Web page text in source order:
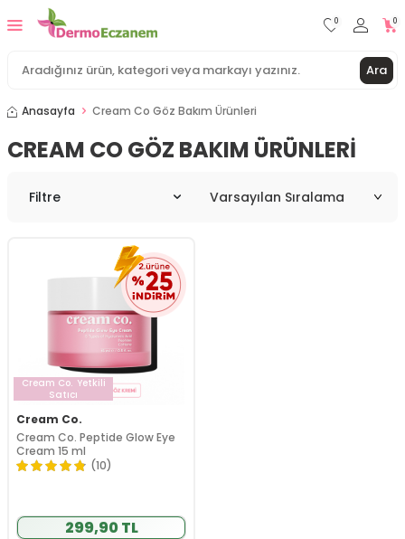
Ara
0 0
Anasayfa Cream Co Göz Bakım Ürünleri
CREAM CO GÖZ BAKIM ÜRÜNLERI
Filtre
Cream Co. Yetkili
Satıcı
Cream Co.
Cream Co. Peptide Glow Eye
Cream 15 ml
(10)
299,90 TL